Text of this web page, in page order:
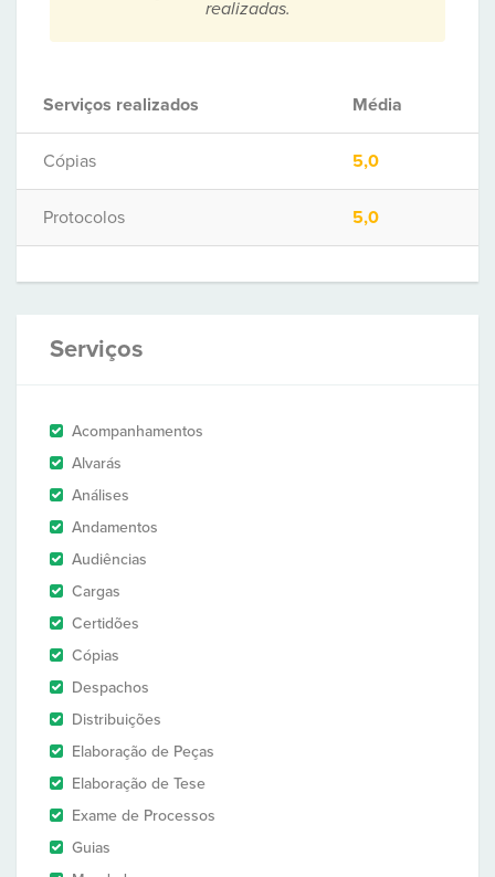
realizadas.
Serviços realizados Média
Cópias 5,0
Protocolos 5,0
Serviços
Acompanhamentos
Alvarás
Análises
Andamentos
Audiências
Cargas
Certidões
Cópias
Despachos
Distribuições
Elaboração de Peças
Elaboração de Tese
Exame de Processos
Guias